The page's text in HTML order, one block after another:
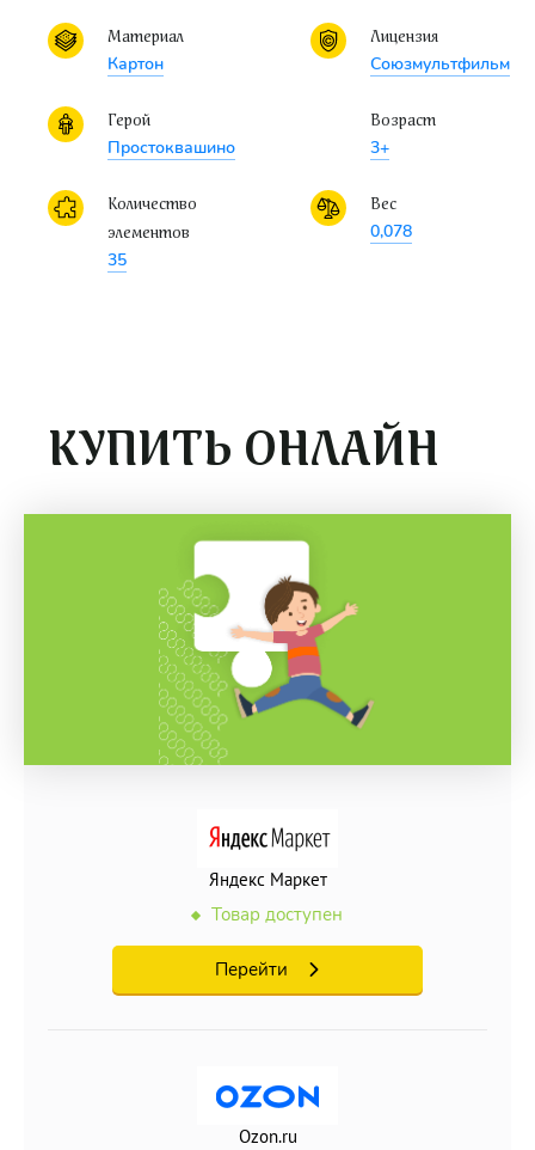
Материал
Картон
Лицензия
Союзмультфильм
Герой
Простоквашино
Возраст
3+
Количество
элементов
35
Вес
0,078
КУПИТЬ ОНЛАЙН
Яндекс Маркет
Товар доступен
Перейти
Ozon.ru